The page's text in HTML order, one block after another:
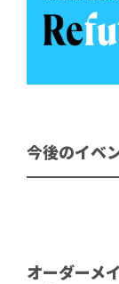
今後のイベ
オーダーメ